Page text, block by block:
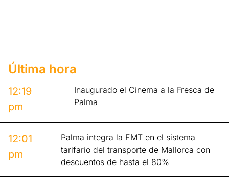
Última hora
12:19
pm
Inaugurado el Cinema a la Fresca de
Palma
12:01
pm
Palma integra la EMT en el sistema
tarifario del transporte de Mallorca con
descuentos de hasta el 80%